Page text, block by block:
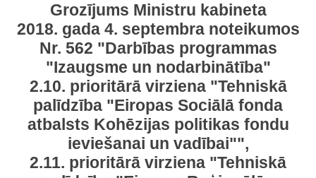
Grozījums Ministru kabineta
2018. gada 4. septembra noteikumos
Nr. 562 "Darbības programmas
"Izaugsme un nodarbinātība"
2.10. prioritārā virziena "Tehniskā
palīdzība "Eiropas Sociālā fonda
atbalsts Kohēzijas politikas fondu
ieviešanai un vadībai"",
2.11. prioritārā virziena "Tehniskā